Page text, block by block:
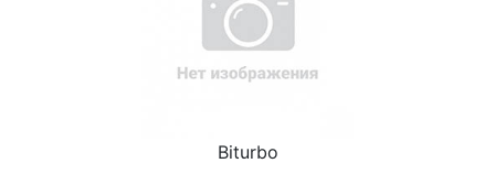
Biturbo